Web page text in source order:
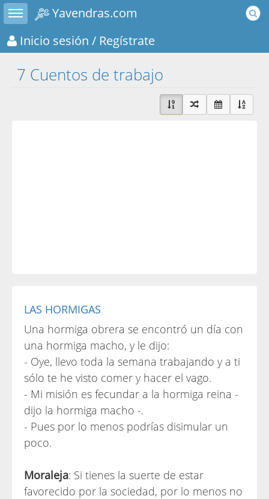
Toggle sidebar
Yavendras.com
Inicio sesión / Regístrate
7 Cuentos de trabajo
LAS HORMIGAS
Una hormiga obrera se encontró un día con
una hormiga macho, y le dijo:
- Oye, llevo toda la semana trabajando y a ti
sólo te he visto comer y hacer el vago.
- Mi misión es fecundar a la hormiga reina -
dijo la hormiga macho -.
- Pues por lo menos podrías disimular un
poco.
Moraleja: Si tienes la suerte de estar
favorecido por la sociedad, por lo menos no